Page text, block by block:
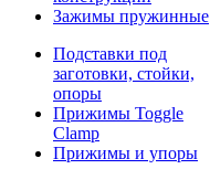
Зажимы пружинные
Подставки под
заготовки, стойки,
опоры
Прижимы Toggle
Clamp
Прижимы и упоры